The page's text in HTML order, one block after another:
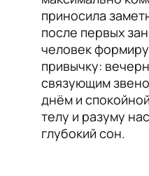
приносила
после первых
человек
привычку:
связующим
днём и
телу и разуму
глубокий сон.